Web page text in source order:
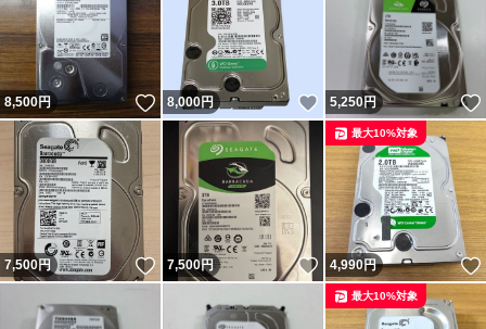
8,500円 いいね！
8,000円 いいね！
5,250円
7,500円 いいね！
7,500円 いいね！
4,990円
最大10%対象
最大10%対象